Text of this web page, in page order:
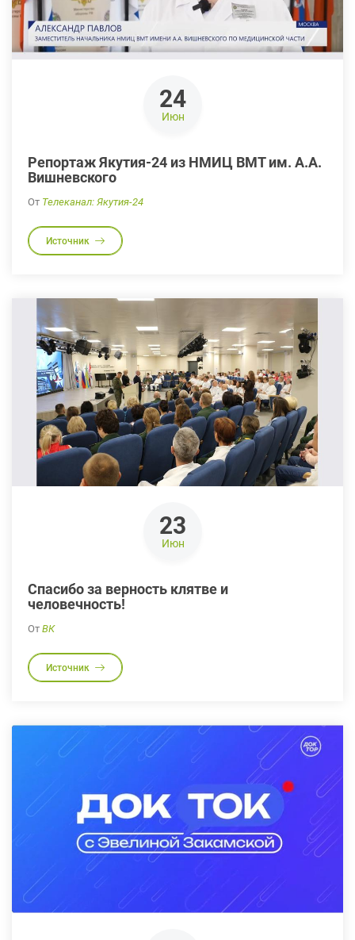
24
Июн
Репортаж Якутия-24 из НМИЦ ВМТ им. А.А.
Вишневского
От Телеканал: Якутия-24
Источник
23
Июн
Спасибо за верность клятве и
человечность!
От ВК
Источник